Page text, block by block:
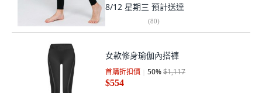
8/12 星期三 預計送達
(80)
女款修身瑜伽內搭褲
首購折扣價 50%$1,117
$554